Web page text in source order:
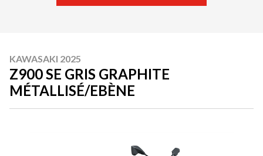
KAWASAKI 2025
Z900 SE GRIS GRAPHITE
MÉTALLISÉ/EBÈNE